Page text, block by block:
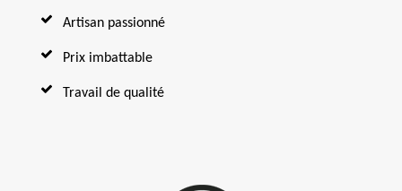
Artisan passionné
Prix imbattable
Travail de qualité